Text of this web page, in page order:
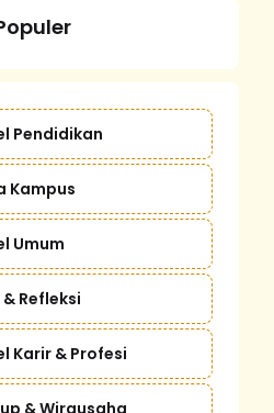
Pendidikan
Kampus
Umum
Refleksi
Karir & Profesi
& Wirausaha